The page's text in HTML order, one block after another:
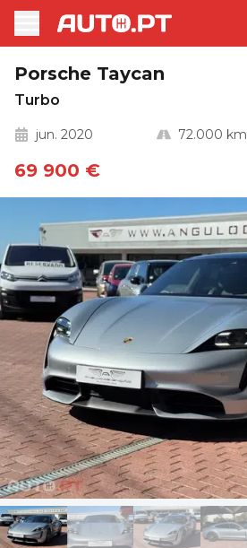
Porsche Taycan
Turbo
jun. 2020 72.000 km
69 900 €